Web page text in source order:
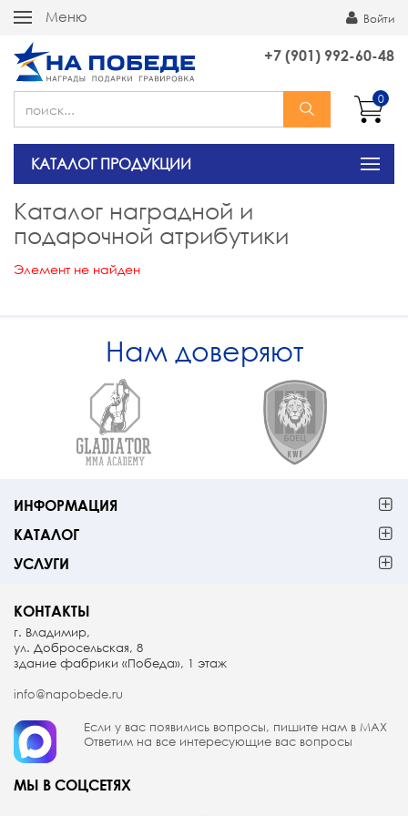
Меню Войти
+7 (901) 992-60-48
0
КАТАЛОГ ПРОДУКЦИИ
Каталог наградной и
подарочной атрибутики
Элемент не найден
Нам доверяют
ИНФОРМАЦИЯ
КАТАЛОГ
УСЛУГИ
КОНТАКТЫ
г. Владимир,
ул. Добросельская, 8
здание фабрики «Победа», 1 этаж
info@napobede.ru
Если у вас появились вопросы, пишите нам в МАX
Ответим на все интересующие вас вопросы
МЫ В СОЦСЕТЯХ